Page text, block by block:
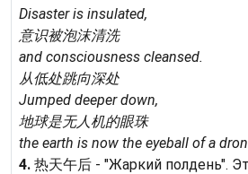
Disaster is insulated,
意识被泡沫清洗
and consciousness cleansed.
从低处跳向深处
Jumped deeper down,
地球是无人机的眼珠
the earth is now the eyeball of a
4. 热天午后 - "Жаркий полдень".